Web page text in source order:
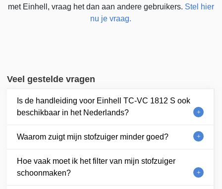
met Einhell, vraag het dan aan andere gebruikers. Stel hier
nu je vraag.
Veel gestelde vragen
Is de handleiding voor Einhell TC-VC 1812 S ook
beschikbaar in het Nederlands?
Waarom zuigt mijn stofzuiger minder goed?
Hoe vaak moet ik het filter van mijn stofzuiger
schoonmaken?